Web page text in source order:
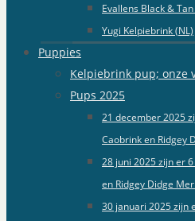
Evallens Black &
Yugi Kelpiebrink (NL)
Puppies
Kelpiebrink pup; onze
Pups 2025
21 december 2025
Caobrink en Ridgey
28 juni 2025 zijn er
en Ridgey Didge
30 januari 2025 zijn